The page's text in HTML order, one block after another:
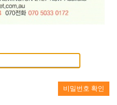
비밀번호 확인